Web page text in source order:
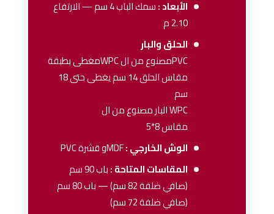
الأبعاد :
سمك الباب 4 سم — الارتفاع
2.10 م
الحلق والبار
PVCمصنوع من ال WPCمغطى بطبقة
مقاس الحلق 14 سم يغطى حتى 18
سم
WPC البار مصنوع من ال
مقاس 8*5
الوش الخارجي :
المقاسات المتاحة :
باب 90 سم
(صافي ضلفة 82 سم) — باب 80 سم
(صافي ضلفة 72 سم)